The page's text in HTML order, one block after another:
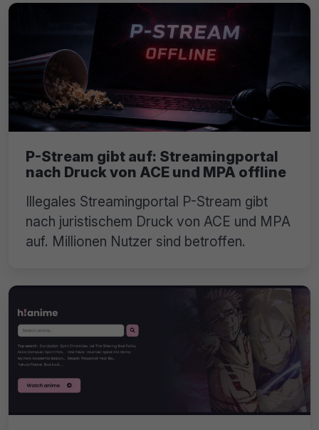
P-Stream gibt auf: Streamingportal
nach Druck von ACE und MPA offline
Illegales Streamingportal P-Stream gibt
nach juristischem Druck von ACE und MPA
auf. Millionen Nutzer sind betroffen.